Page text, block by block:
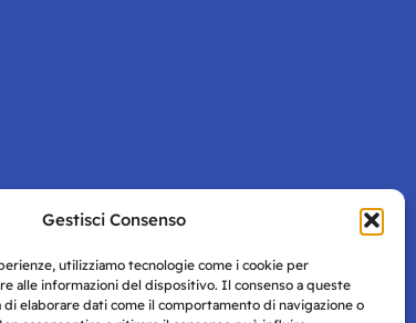
Gestisci Consenso
utilizziamo tecnologie come i cookie per
alle informazioni del dispositivo. Il consenso a queste
elaborare dati come il comportamento di navigazione o